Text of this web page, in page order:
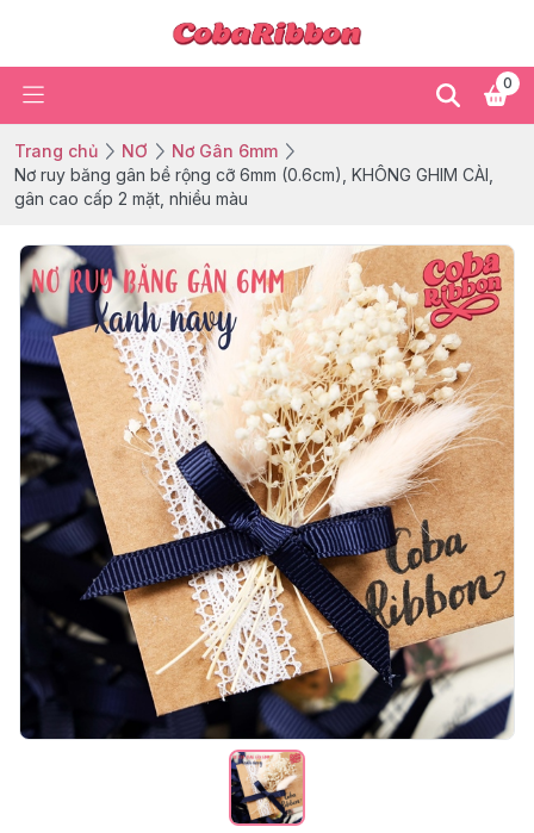
0
Trang chủ NƠ
Nơ Gân 6mm
Nơ ruy băng gân bề rộng cỡ 6mm (0.6cm), KHÔNG GHIM CÀI,
gân cao cấp 2 mặt, nhiều màu